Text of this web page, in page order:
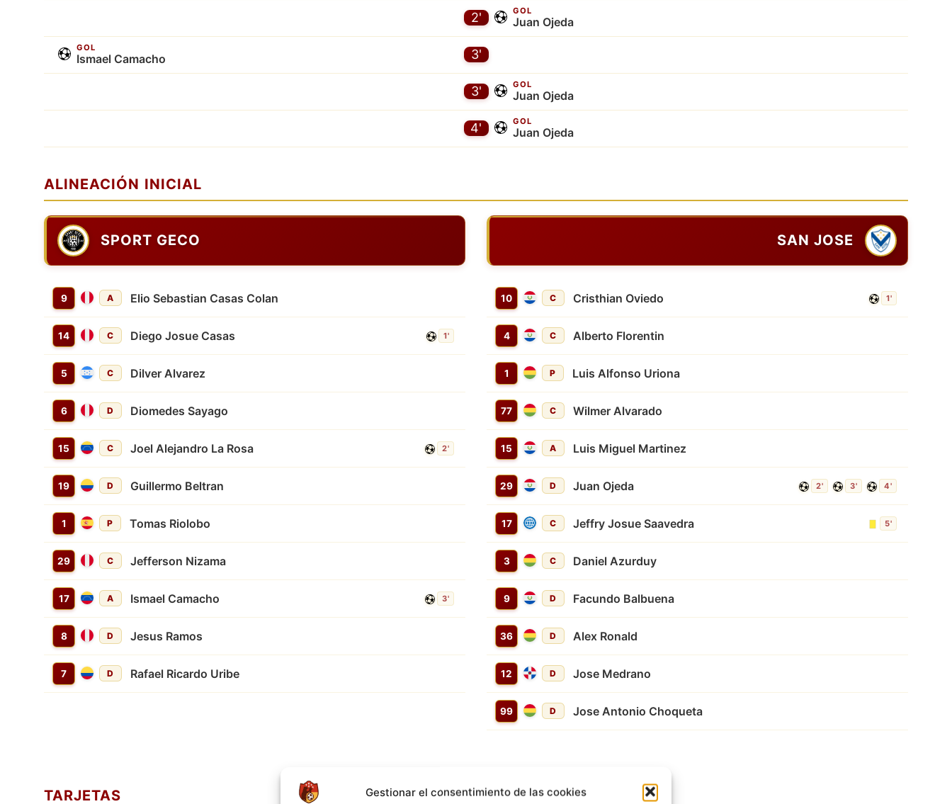
Gestionar el consentimiento de las cookies
2' GOL
Juan Ojeda
GOL
Ismael Camacho 3'
3' GOL
Juan Ojeda
4' GOL
Juan Ojeda
ALINEACIÓN INICIAL
SPORT GECO
9 A Elio Sebastian Casas Colan
14 C Diego Josue Casas 1'
5 C Dilver Alvarez
6 D Diomedes Sayago
15 C Joel Alejandro La Rosa 2'
19 D Guillermo Beltran
1 P Tomas Riolobo
29 C Jefferson Nizama
17 A Ismael Camacho 3'
8 D Jesus Ramos
7 D Rafael Ricardo Uribe
SAN JOSE
10 C Cristhian Oviedo 1'
4 C Alberto Florentin
1 P Luis Alfonso Uriona
77 C Wilmer Alvarado
15 A Luis Miguel Martinez
29 D Juan Ojeda 2' 3' 4'
17 C Jeffry Josue Saavedra 5'
3 C Daniel Azurduy
9 D Facundo Balbuena
36 D Alex Ronald
12 D Jose Medrano
99 D Jose Antonio Choqueta
TARJETAS